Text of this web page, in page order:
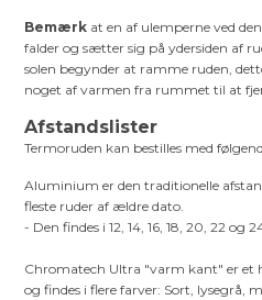
Bemærk at en af ulemperne ved
falder og sætter sig på ydersiden af
solen begynder at ramme ruden,
noget af varmen fra rummet til at
Afstandslister
Termoruden kan bestilles med
Aluminium er den traditionelle
fleste ruder af ældre dato.
- Den findes i 12, 14, 16, 18, 20, 22 og
Chromatech Ultra "varm kant" er et
og findes i flere farver: Sort, lysegrå,